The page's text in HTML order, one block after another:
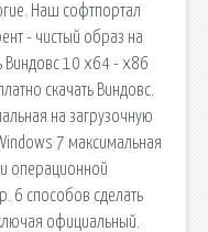
Наш софтпортал
- чистый образ на
Виндовс 10 x64 - x86
скачать Виндовс.
на загрузочную
7 максимальная
операционной
6 способов сделать
официальный.